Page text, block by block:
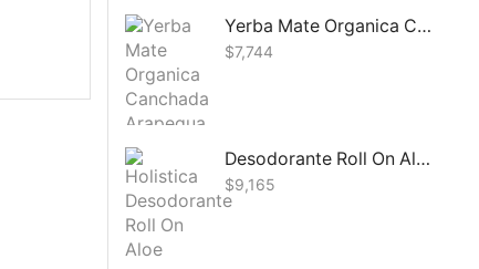
Yerba Mate Organica Canchada Arapegua 500g
$7,744
Desodorante Roll On Aloe Vera y Te Verde Holistica 60g
$9,165